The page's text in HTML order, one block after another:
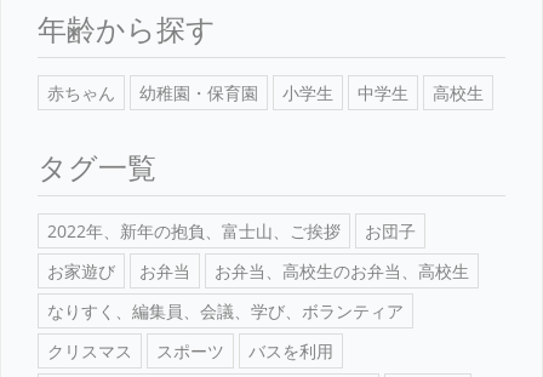
年齢から探す
赤ちゃん 幼稚園・保育園 小学生 中学生 高校生
タグ一覧
2022年、新年の抱負、富士山、ご挨拶
お団子
お家遊び
お弁当
お弁当、高校生のお弁当、高校生
なりすく、編集員、会議、学び、ボランティア
クリスマス
スポーツ
バスを利用